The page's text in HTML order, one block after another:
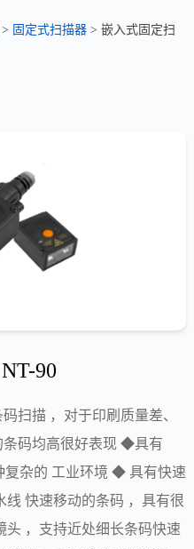
固定式扫描器> 嵌入式固定扫
90
扫描 ，对于印刷质量差、
条码均高很好表现 ◆具有
复杂的 工业环境 ◆ 具有快速
快速移动的条码 ，具有很
，支持近处细长条码快速